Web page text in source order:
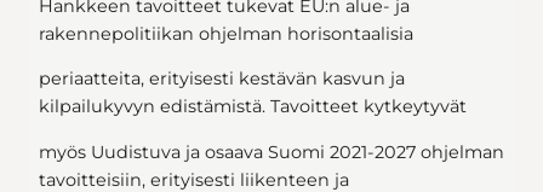
Hankkeen tavoitteet tukevat EU:n alue- ja
rakennepolitiikan ohjelman horisontaalisia
periaatteita, erityisesti kestävän kasvun ja
kilpailukyvyn edistämistä. Tavoitteet kytkeytyvät
myös Uudistuva ja osaava Suomi 2021-2027 ohjelman
tavoitteisiin, erityisesti liikenteen ja